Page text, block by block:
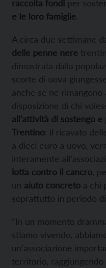
raccolta fondi per
e le loro famiglie.
A circa due settimane
delle penne nere
dimostrata dalla
scorte di uova
anche se ne rimangono
disposizione di chi
all’attività di sostengo
Trentino: il ricavato
a dieci euro a uovo,
interamente
lotta contro il cancro ,
un aiuto concreto a chi
soprattutto in periodo
“In un momento
stiamo vivendo,
un’associazione
territorio,